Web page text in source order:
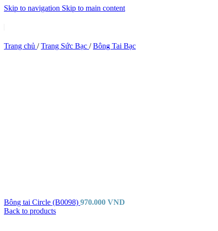
Skip to navigation Skip to main content
Trang chủ / Trang Sức Bạc / Bông Tai Bạc
Bông tai Circle (B0098) 970.000 VND
Back to products